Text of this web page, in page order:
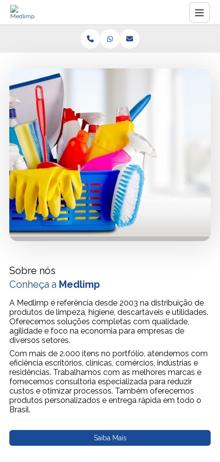
Sobre nós
Conheça a Medlimp
A Medlimp é referência desde 2003 na distribuição de
produtos de limpeza, higiene, descartáveis e utilidades.
Oferecemos soluções completas com qualidade,
agilidade e foco na economia para empresas de
diversos setores.
Com mais de 2.000 itens no portfólio, atendemos com
eficiência escritórios, clínicas, comércios, indústrias e
residências. Trabalhamos com as melhores marcas e
fornecemos consultoria especializada para reduzir
custos e otimizar processos. Também oferecemos
produtos personalizados e entrega rápida em todo o
Brasil.
Saiba Mais